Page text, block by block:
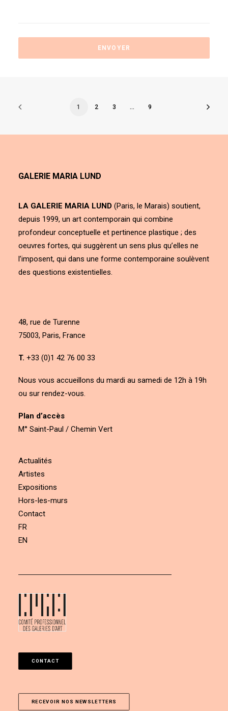
1 2 3 … 9
GALERIE MARIA LUND
LA GALERIE MARIA LUND (Paris, le Marais) soutient,
depuis 1999, un art contemporain qui combine
profondeur conceptuelle et pertinence plastique ; des
oeuvres fortes, qui suggèrent un sens plus qu’elles ne
l’imposent, qui dans une forme contemporaine soulèvent
des questions existentielles.
48, rue de Turenne
75003, Paris, France
T. +33 (0)1 42 76 00 33
Nous vous accueillons du mardi au samedi de 12h à 19h
ou sur rendez-vous.
Plan d’accès
M° Saint-Paul / Chemin Vert
Actualités
Artistes
Expositions
Hors-les-murs
Contact
FR
EN
CONTACT
RECEVOIR NOS NEWSLETTERS